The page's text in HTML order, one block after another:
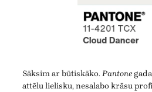
Sāksim ar būtiskāko. Pantone
attēlu lielisku, nesalabo krāsu